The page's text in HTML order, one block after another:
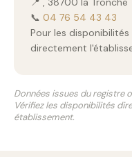
📞 04 76 54 43 43
Pour les
directement
Données issues du registre
Vérifiez les disponibilités
établissement.